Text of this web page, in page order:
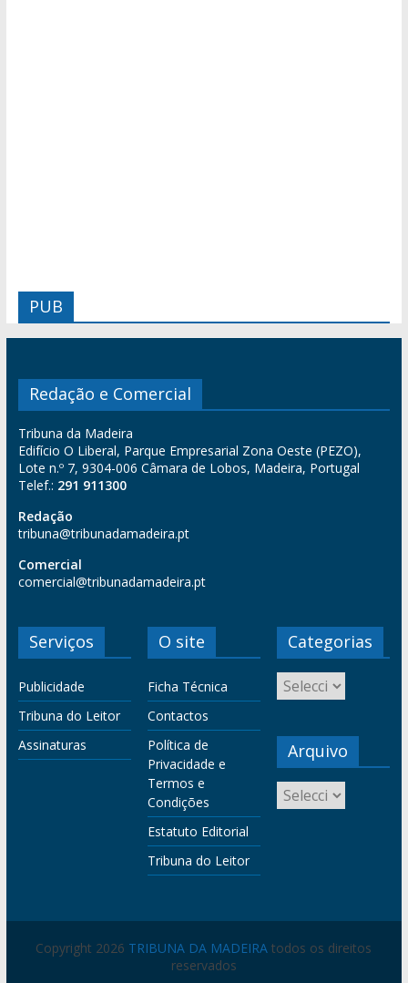
PUB
Redação e Comercial
Tribuna da Madeira
Edifício O Liberal, Parque Empresarial Zona Oeste (PEZO),
Lote n.º 7, 9304-006 Câmara de Lobos, Madeira, Portugal
Telef.: 291 911300
Redação
tribuna@tribunadamadeira.pt
Comercial
comercial@tribunadamadeira.pt
Serviços
Publicidade
Tribuna do Leitor
Assinaturas
O site
Ficha Técnica
Contactos
Política de
Privacidade e
Termos e
Condições
Estatuto Editorial
Tribuna do Leitor
Categorias
Arquivo
Copyright 2026 TRIBUNA DA MADEIRA todos os direitos
reservados